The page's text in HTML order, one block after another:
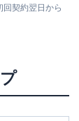
契約翌日から